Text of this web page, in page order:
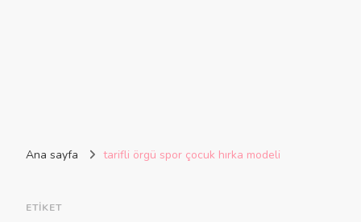
Ana sayfa tarifli örgü spor çocuk hırka modeli
ETIKET